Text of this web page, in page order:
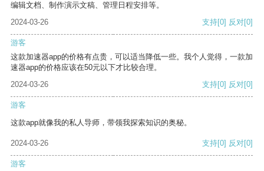
编辑文档、制作演示文稿、管理日程安排等。
2024-03-26
支持[0] 反对[0]
游客
这款加速器app的价格有点贵，可以适当降低一些。我个人觉得，一款加
速器app的价格应该在50元以下才比较合理。
2024-03-26
支持[0] 反对[0]
游客
这款app就像我的私人导师，带领我探索知识的奥秘。
2024-03-26 支持[0] 反对[0]
游客